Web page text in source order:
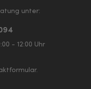
unter:
- 12:00 Uhr
.